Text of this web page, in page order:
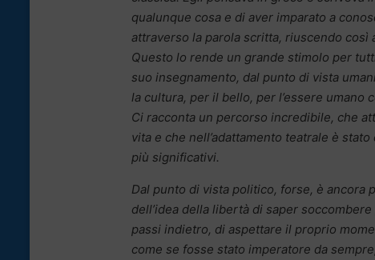
qualunque cosa e di aver imparato a
attraverso la parola scritta, riuscendo così
Questo lo rende un grande stimolo per
suo insegnamento, dal punto di vista
la cultura, per il bello, per l’essere umano
Ci racconta un percorso incredibile, che
vita e che nell’adattamento teatrale è
più significativi.
Dal punto di vista politico, forse, è ancora
dell’idea della libertà di saper
passi indietro, di aspettare il proprio
come se fosse stato imperatore da